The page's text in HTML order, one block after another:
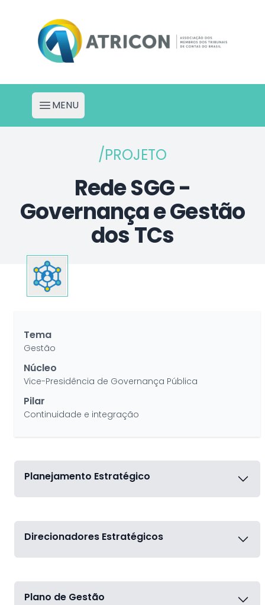
Atricon - Portal de Projetos
Abrir menu
MENU
/PROJETO
Rede SGG -
Governança e Gestão
dos TCs
Tema
Gestão
Núcleo
Vice-Presidência de Governança Pública
Pilar
Continuidade e integração
Planejamento Estratégico
Direcionadores Estratégicos
Plano de Gestão